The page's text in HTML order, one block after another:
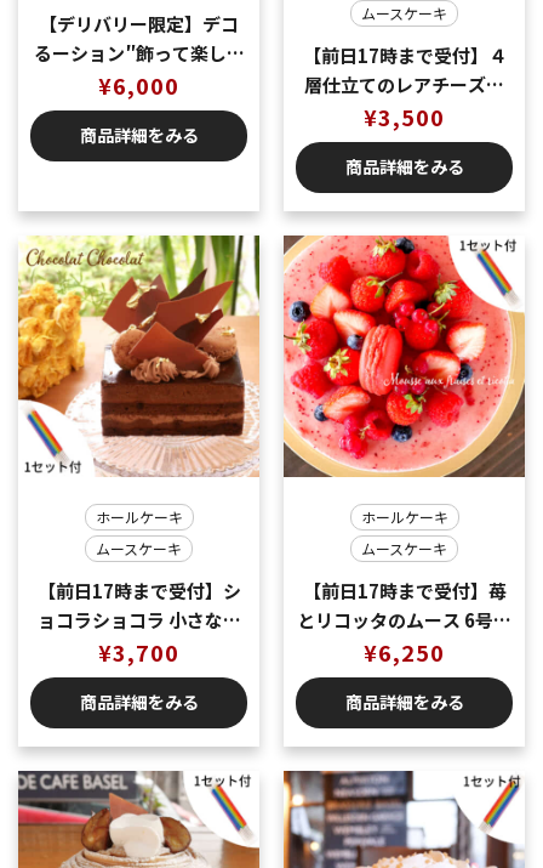
【デリバリー限定】デコ
るーション″飾って楽しむ
デコレーション 5号サイズ
(直径約15センチ/6名様)
¥6,000
商品詳細をみる
ムースケーキ
【前日17時まで受付】４
層仕立てのレアチーズケ
ーキ ４号サイズ
¥3,500
商品詳細をみる
ホールケーキ
ムースケーキ
【前日17時まで受付】シ
ョコラショコラ 小さなア
ントルメ 12Ｘ8センチ＝2
～3名様用
¥3,700
商品詳細をみる
ホールケーキ
ムースケーキ
【前日17時まで受付】苺
とリコッタのムース 6号サ
イズ 直径18センチ＝７～
８名様用
¥6,250
商品詳細をみる